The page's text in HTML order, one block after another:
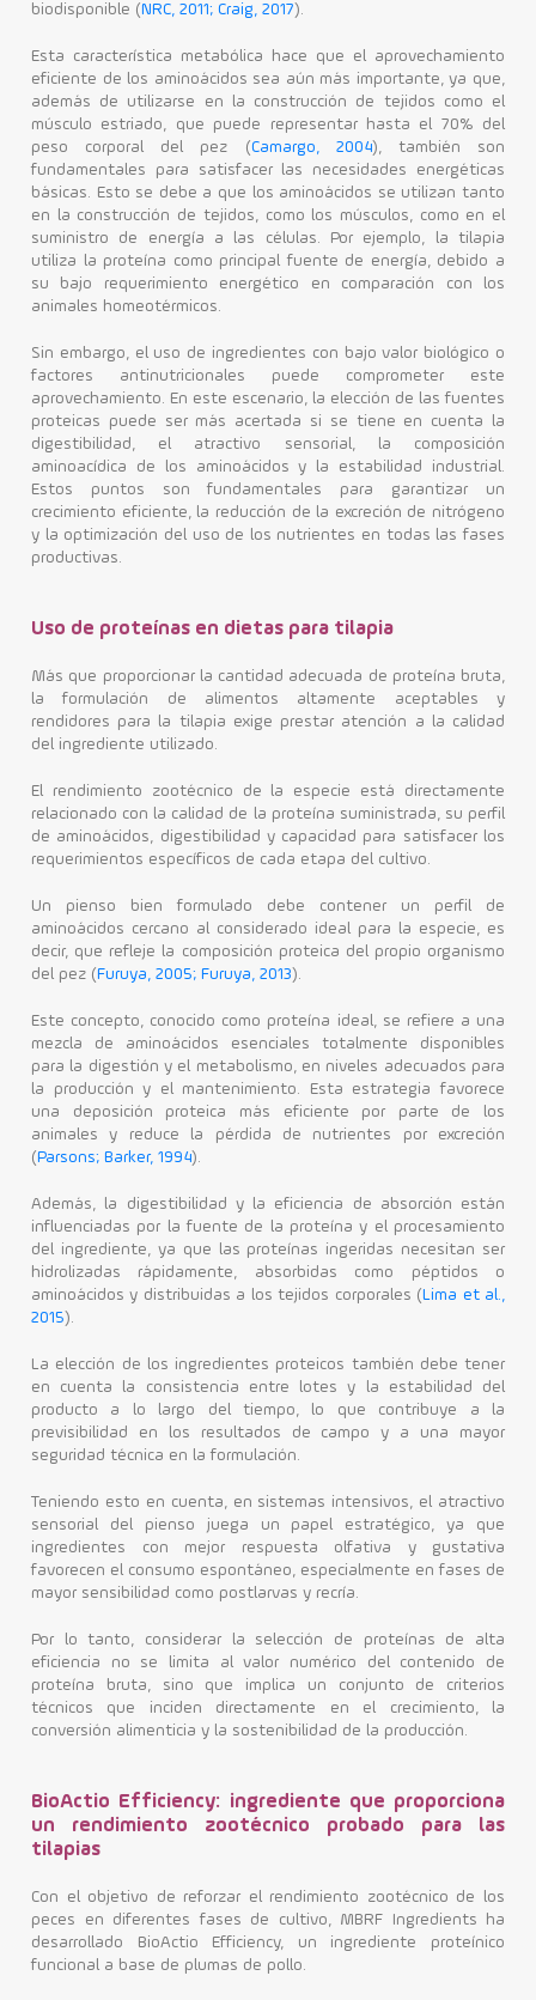
biodisponible (NRC, 2011; Craig, 2017).
Esta característica metabólica hace que el aprovechamiento
eficiente de los aminoácidos sea aún más importante, ya que,
además de utilizarse en la construcción de tejidos como el
músculo estriado, que puede representar hasta el 70% del
peso corporal del pez (Camargo, 2004), también son
fundamentales para satisfacer las necesidades energéticas
básicas. Esto se debe a que los aminoácidos se utilizan tanto
en la construcción de tejidos, como los músculos, como en el
suministro de energía a las células. Por ejemplo, la tilapia
utiliza la proteína como principal fuente de energía, debido a
su bajo requerimiento energético en comparación con los
animales homeotérmicos.
Sin embargo, el uso de ingredientes con bajo valor biológico o
factores antinutricionales puede comprometer este
aprovechamiento. En este escenario, la elección de las fuentes
proteicas puede ser más acertada si se tiene en cuenta la
digestibilidad, el atractivo sensorial, la composición
aminoacídica de los aminoácidos y la estabilidad industrial.
Estos puntos son fundamentales para garantizar un
crecimiento eficiente, la reducción de la excreción de nitrógeno
y la optimización del uso de los nutrientes en todas las fases
productivas.
Uso de proteínas en dietas para tilapia
Más que proporcionar la cantidad adecuada de proteína bruta,
la formulación de alimentos altamente aceptables y
rendidores para la tilapia exige prestar atención a la calidad
del ingrediente utilizado.
El rendimiento zootécnico de la especie está directamente
relacionado con la calidad de la proteína suministrada, su perfil
de aminoácidos, digestibilidad y capacidad para satisfacer los
requerimientos específicos de cada etapa del cultivo.
Un pienso bien formulado debe contener un perfil de
aminoácidos cercano al considerado ideal para la especie, es
decir, que refleje la composición proteica del propio organismo
del pez (Furuya, 2005; Furuya, 2013).
Este concepto, conocido como proteína ideal, se refiere a una
mezcla de aminoácidos esenciales totalmente disponibles
para la digestión y el metabolismo, en niveles adecuados para
la producción y el mantenimiento. Esta estrategia favorece
una deposición proteica más eficiente por parte de los
animales y reduce la pérdida de nutrientes por excreción
(Parsons; Barker, 1994).
Además, la digestibilidad y la eficiencia de absorción están
influenciadas por la fuente de la proteína y el procesamiento
del ingrediente, ya que las proteínas ingeridas necesitan ser
hidrolizadas rápidamente, absorbidas como péptidos o
aminoácidos y distribuidas a los tejidos corporales (Lima et al.,
2015).
La elección de los ingredientes proteicos también debe tener
en cuenta la consistencia entre lotes y la estabilidad del
producto a lo largo del tiempo, lo que contribuye a la
previsibilidad en los resultados de campo y a una mayor
seguridad técnica en la formulación.
Teniendo esto en cuenta, en sistemas intensivos, el atractivo
sensorial del pienso juega un papel estratégico, ya que
ingredientes con mejor respuesta olfativa y gustativa
favorecen el consumo espontáneo, especialmente en fases de
mayor sensibilidad como postlarvas y recría.
Por lo tanto, considerar la selección de proteínas de alta
eficiencia no se limita al valor numérico del contenido de
proteína bruta, sino que implica un conjunto de criterios
técnicos que inciden directamente en el crecimiento, la
conversión alimenticia y la sostenibilidad de la producción.
BioActio Efficiency: ingrediente que proporciona
un rendimiento zootécnico probado para las
tilapias
Con el objetivo de reforzar el rendimiento zootécnico de los
peces en diferentes fases de cultivo, MBRF Ingredients ha
desarrollado BioActio Efficiency, un ingrediente proteínico
funcional a base de plumas de pollo.